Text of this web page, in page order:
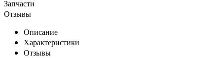
Запчасти
Отзывы
Описание
Характеристики
Отзывы